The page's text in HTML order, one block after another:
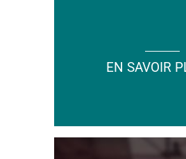
EN SAVOIR
EN SAVOIR